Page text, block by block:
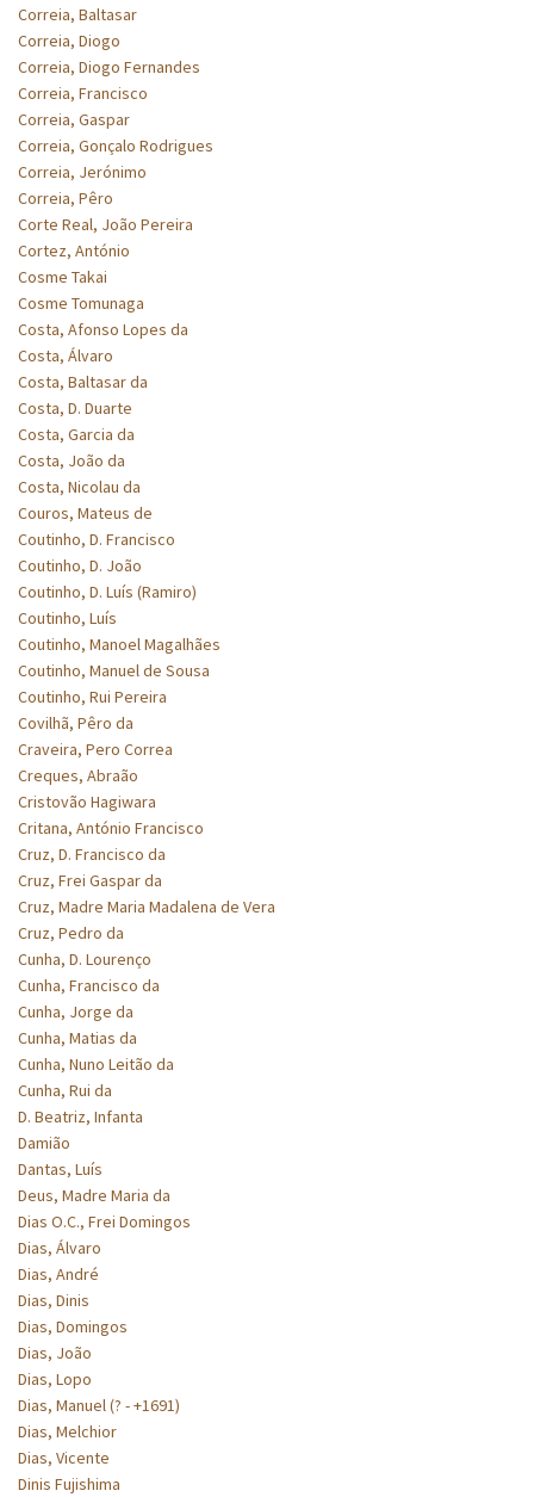
Correia, Baltasar
Correia, Diogo
Correia, Diogo Fernandes
Correia, Francisco
Correia, Gaspar
Correia, Gonçalo Rodrigues
Correia, Jerónimo
Correia, Pêro
Corte Real, João Pereira
Cortez, António
Cosme Takai
Cosme Tomunaga
Costa, Afonso Lopes da
Costa, Álvaro
Costa, Baltasar da
Costa, D. Duarte
Costa, Garcia da
Costa, João da
Costa, Nicolau da
Couros, Mateus de
Coutinho, D. Francisco
Coutinho, D. João
Coutinho, D. Luís (Ramiro)
Coutinho, Luís
Coutinho, Manoel Magalhães
Coutinho, Manuel de Sousa
Coutinho, Rui Pereira
Covilhã, Pêro da
Craveira, Pero Correa
Creques, Abraão
Cristovão Hagiwara
Critana, António Francisco
Cruz, D. Francisco da
Cruz, Frei Gaspar da
Cruz, Madre Maria Madalena de Vera
Cruz, Pedro da
Cunha, D. Lourenço
Cunha, Francisco da
Cunha, Jorge da
Cunha, Matias da
Cunha, Nuno Leitão da
Cunha, Rui da
D. Beatriz, Infanta
Damião
Dantas, Luís
Deus, Madre Maria da
Dias O.C., Frei Domingos
Dias, Álvaro
Dias, André
Dias, Dinis
Dias, Domingos
Dias, João
Dias, Lopo
Dias, Manuel (? - +1691)
Dias, Melchior
Dias, Vicente
Dinis Fujishima